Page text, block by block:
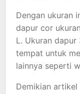
Dengan ukuran
dapur cor
L. Ukuran dapur
tempat untuk
lainnya seperti
Demikian